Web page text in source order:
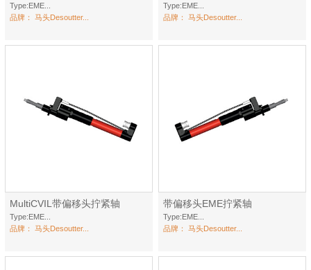
Type:EME...
品牌：马头Desoutter...
Type:EME...
品牌：马头Desoutter...
MultiCVIL带偏移头拧紧轴
Type:EME...
品牌：马头Desoutter...
带偏移头EME拧紧轴
Type:EME...
品牌：马头Desoutter...